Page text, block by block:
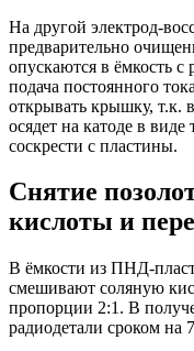
На другой электрод-
предварительно
опускаются в ёмкость с
подача постоянного
открывать крышку, т.к.
осядет на катоде в
соскрести с пластины.
Снятие
кислоты и
В ёмкости из ПНД-
смешивают соляную
пропорции 2:1. В
радиодетали сроком на